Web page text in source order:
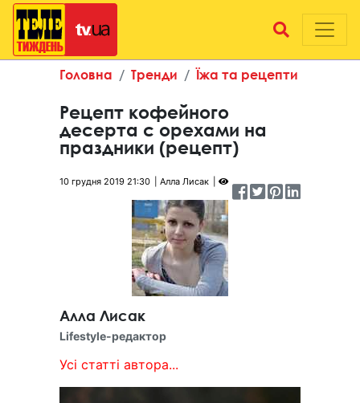
Головна Тренди Їжа та рецепти
Рецепт кофейного
десерта с орехами на
праздники (рецепт)
10 грудня 2019 21:30 Алла Лисак
Алла Лисак
Lifestyle-редактор
Усі статті автора...